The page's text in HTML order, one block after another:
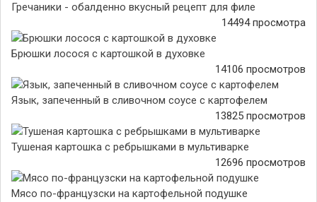
Гречаники - обалденно вкусный рецепт для филе
14494 просмотра
Брюшки лосося с картошкой в духовке
14106 просмотров
Язык, запеченный в сливочном соусе с картофелем
13825 просмотров
Тушеная картошка с ребрышками в мультиварке
12696 просмотров
Мясо по-французски на картофельной подушке